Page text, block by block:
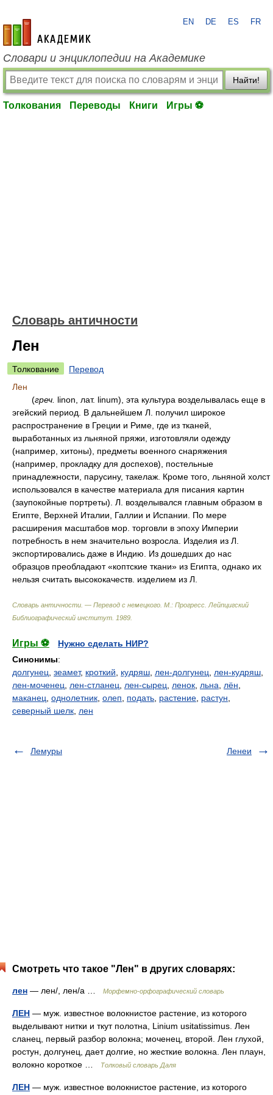
academic.ru
EN DE ES FR
Словари и энциклопедии на Академике
Найти!
Толкования Переводы Книги Игры ⚽
Словарь античности
Лен
Толкование
Перевод
Лен
(греч. linon, лат. linum), эта культура возделывалась еще в
эгейский период. В дальнейшем Л. получил широкое
распространение в Греции и Риме, где из тканей,
выработанных из льняной пряжи, изготовляли одежду
(например, хитоны), предметы военного снаряжения
(например, прокладку для доспехов), постельные
принадлежности, парусину, такелаж. Кроме того, льняной холст
использовался в качестве материала для писания картин
(заупокойные портреты). Л. возделывался главным образом в
Египте, Верхней Италии, Галлии и Испании. По мере
расширения масштабов мор. торговли в эпоху Империи
потребность в нем значительно возросла. Изделия из Л.
экспортировались даже в Индию. Из дошедших до нас
образцов преобладают «коптские ткани» из Египта, однако их
нельзя считать высококачеств. изделием из Л.
Словарь античности. — Перевод с немецкого. М.: Прогресс Лейпцигский
Библиографический институт 1989
Игры ⚽
Нужно сделать НИР?
Синонимы:
долгунец зеамет, кроткий кудряш лен-долгунец лен-кудряш
лен-моченец
лен-стланец лен-сырец ленок льна лён
маканец однолетник олеп подать растение растун
северный шелк лен
Лемуры Ленеи
Смотреть что такое "Лен" в других словарях:
лен — лен/, лен/а … Морфемно-орфографический словарь
ЛЕН — муж. известное волокнистое растение, из которого
выделывают нитки и ткут полотна, Linium usitatissimus. Лен
сланец, первый разбор волокна; моченец, второй. Лен глухой,
ростун, долгунец, дает долгие, но жесткие волокна. Лен плаун,
волокно короткое …
Толковый словарь Даля
ЛЕН — муж. известное волокнистое растение, из которого